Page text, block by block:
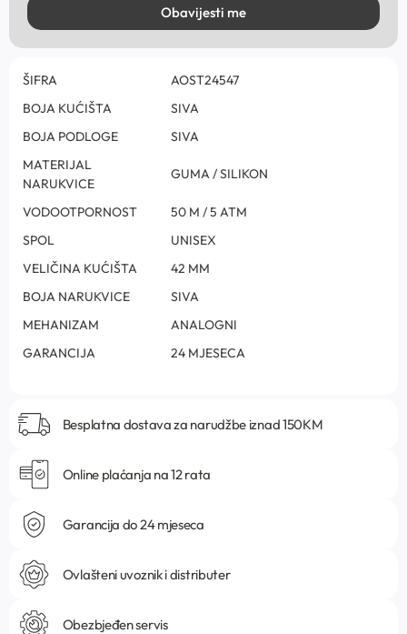
Obavijesti me
ŠIFRA
AOST24547
BOJA KUĆIŠTA
SIVA
BOJA PODLOGE
SIVA
MATERIJAL
NARUKVICE
GUMA / SILIKON
VODOOTPORNOST
50 M / 5 ATM
SPOL
UNISEX
VELIČINA KUĆIŠTA
42 MM
BOJA NARUKVICE
SIVA
MEHANIZAM
ANALOGNI
GARANCIJA
24 MJESECA
Besplatna dostava za narudžbe iznad 150KM
Online plaćanja na 12 rata
Garancija do 24 mjeseca
Ovlašteni uvoznik i distributer
Obezbjeđen servis